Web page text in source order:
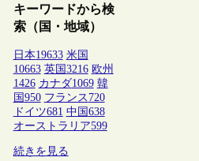
キーワードから検
索（国・地域）
日本19633 米国
10663 英国 3216 欧州
1426 カナダ1069 韓
国 950 フランス 720
ドイツ681 中国 638
オーストラリア599
続きを見る